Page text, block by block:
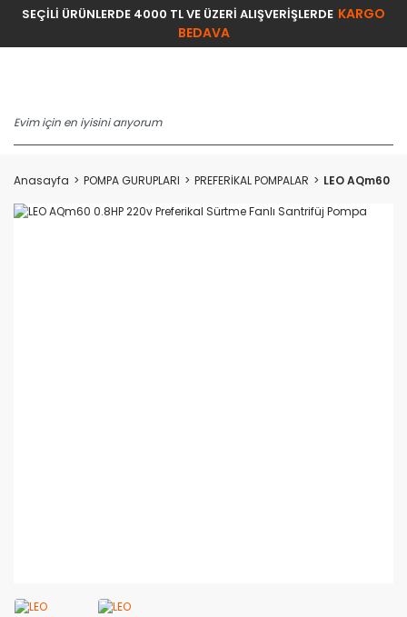
SEÇİLİ ÜRÜNLERDE 4000 TL VE ÜZERİ ALIŞVERİŞLERDE KARGO
BEDAVA
Anasayfa POMPA GURUPLARI PREFERİKAL POMPALAR LEO AQm60